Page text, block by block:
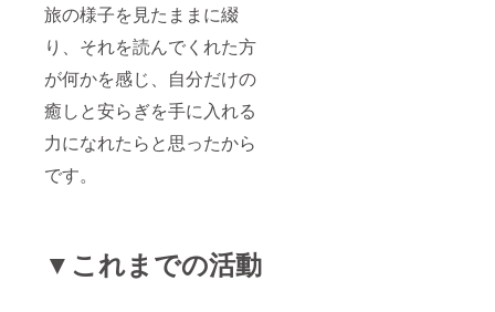
旅の様子を見たままに綴
り、それを読んでくれた方
が何かを感じ、自分だけの
癒しと安らぎを手に入れる
力になれたらと思ったから
です。
▼これまでの活動